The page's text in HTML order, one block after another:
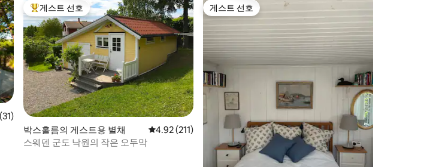
5점(5점 만점), 후기 31개
상위 게스트 선호
게스트 선호
박스홀름의 게스트용 별채 평점 4.92점(5점 만점), 후기 211개
4.92 (211)
스웨덴 군도 낙원의 작은 오두막
게스트 선호
게스트 선호